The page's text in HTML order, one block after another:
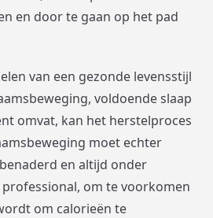
en door te gaan op het pad
van een gezonde levensstijl
voldoende slaap
omvat, kan het herstelproces
moet echter
en altijd onder
om te voorkomen
om calorieën te